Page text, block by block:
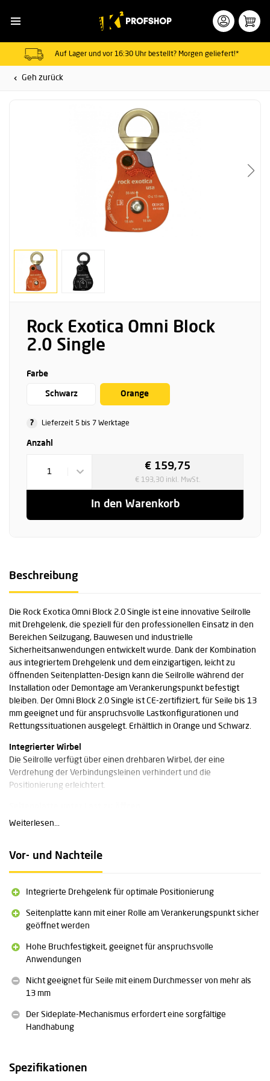
Auf Lager und vor 16:30 Uhr bestellt? Morgen geliefert!*
Geh zurück
Rock Exotica Omni Block
2.0 Single
Farbe
Schwarz Orange
? Lieferzeit 5 bis 7 Werktage
Anzahl
1
€ 159,75
€ 193,30 inkl. MwSt.
In den Warenkorb
Beschreibung
Die Rock Exotica Omni Block 2.0 Single ist eine innovative Seilrolle
mit Drehgelenk, die speziell für den professionellen Einsatz in den
Bereichen Seilzugang, Bauwesen und industrielle
Sicherheitsanwendungen entwickelt wurde. Dank der Kombination
aus integriertem Drehgelenk und dem einzigartigen, leicht zu
öffnenden Seitenplatten-Design kann die Seilrolle während der
Installation oder Demontage am Verankerungspunkt befestigt
bleiben. Der Omni Block 2.0 Single ist CE-zertifiziert, für Seile bis 13
mm geeignet und für anspruchsvolle Lastkonfigurationen und
Rettungssituationen ausgelegt. Erhältlich in Orange und Schwarz.
Integrierter Wirbel
Die Seilrolle verfügt über einen drehbaren Wirbel, der eine
Verdrehung der Verbindungsleinen verhindert und die
Positionierung erleichtert.
Das einzigartige Verriegelungssystem ermöglicht das Öffnen der
Mindestbruchfestigkeit (MBS): 36 kN
Zertifizierung: CE
Ausführung: Erhältlich in Orange und Schwarz
Integrierter Wirbel
Einzigartiges Sideplate-Öffnungssystem
Weiterlesen...
Vor- und Nachteile
Integrierte Drehgelenk für optimale Positionierung
Seitenplatte kann mit einer Rolle am Verankerungspunkt sicher
geöffnet werden
Hohe Bruchfestigkeit, geeignet für anspruchsvolle
Anwendungen
Nicht geeignet für Seile mit einem Durchmesser von mehr als
13 mm
Der Sideplate-Mechanismus erfordert eine sorgfältige
Handhabung
Spezifikationen